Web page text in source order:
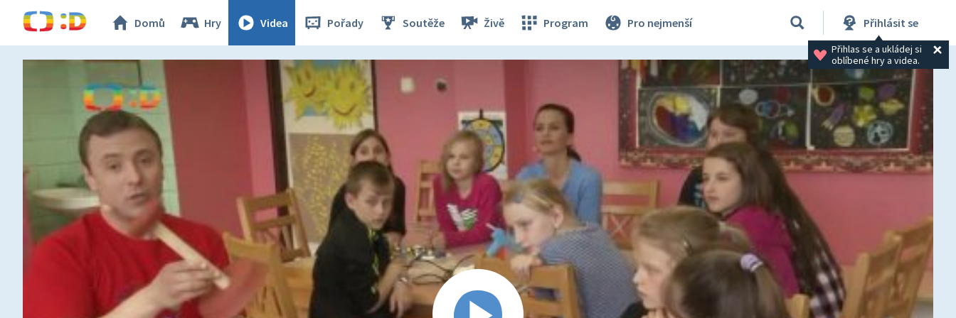
Domů Hry Videa Pořady Soutěže Živě Program Pro nejmenší Přihlásit se
Přihlas se a ukládej si
oblíbené hry a videa.